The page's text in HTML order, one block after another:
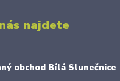
najdete
obchod Bílá Slunečnice